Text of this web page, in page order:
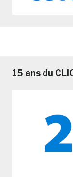
15 ans du